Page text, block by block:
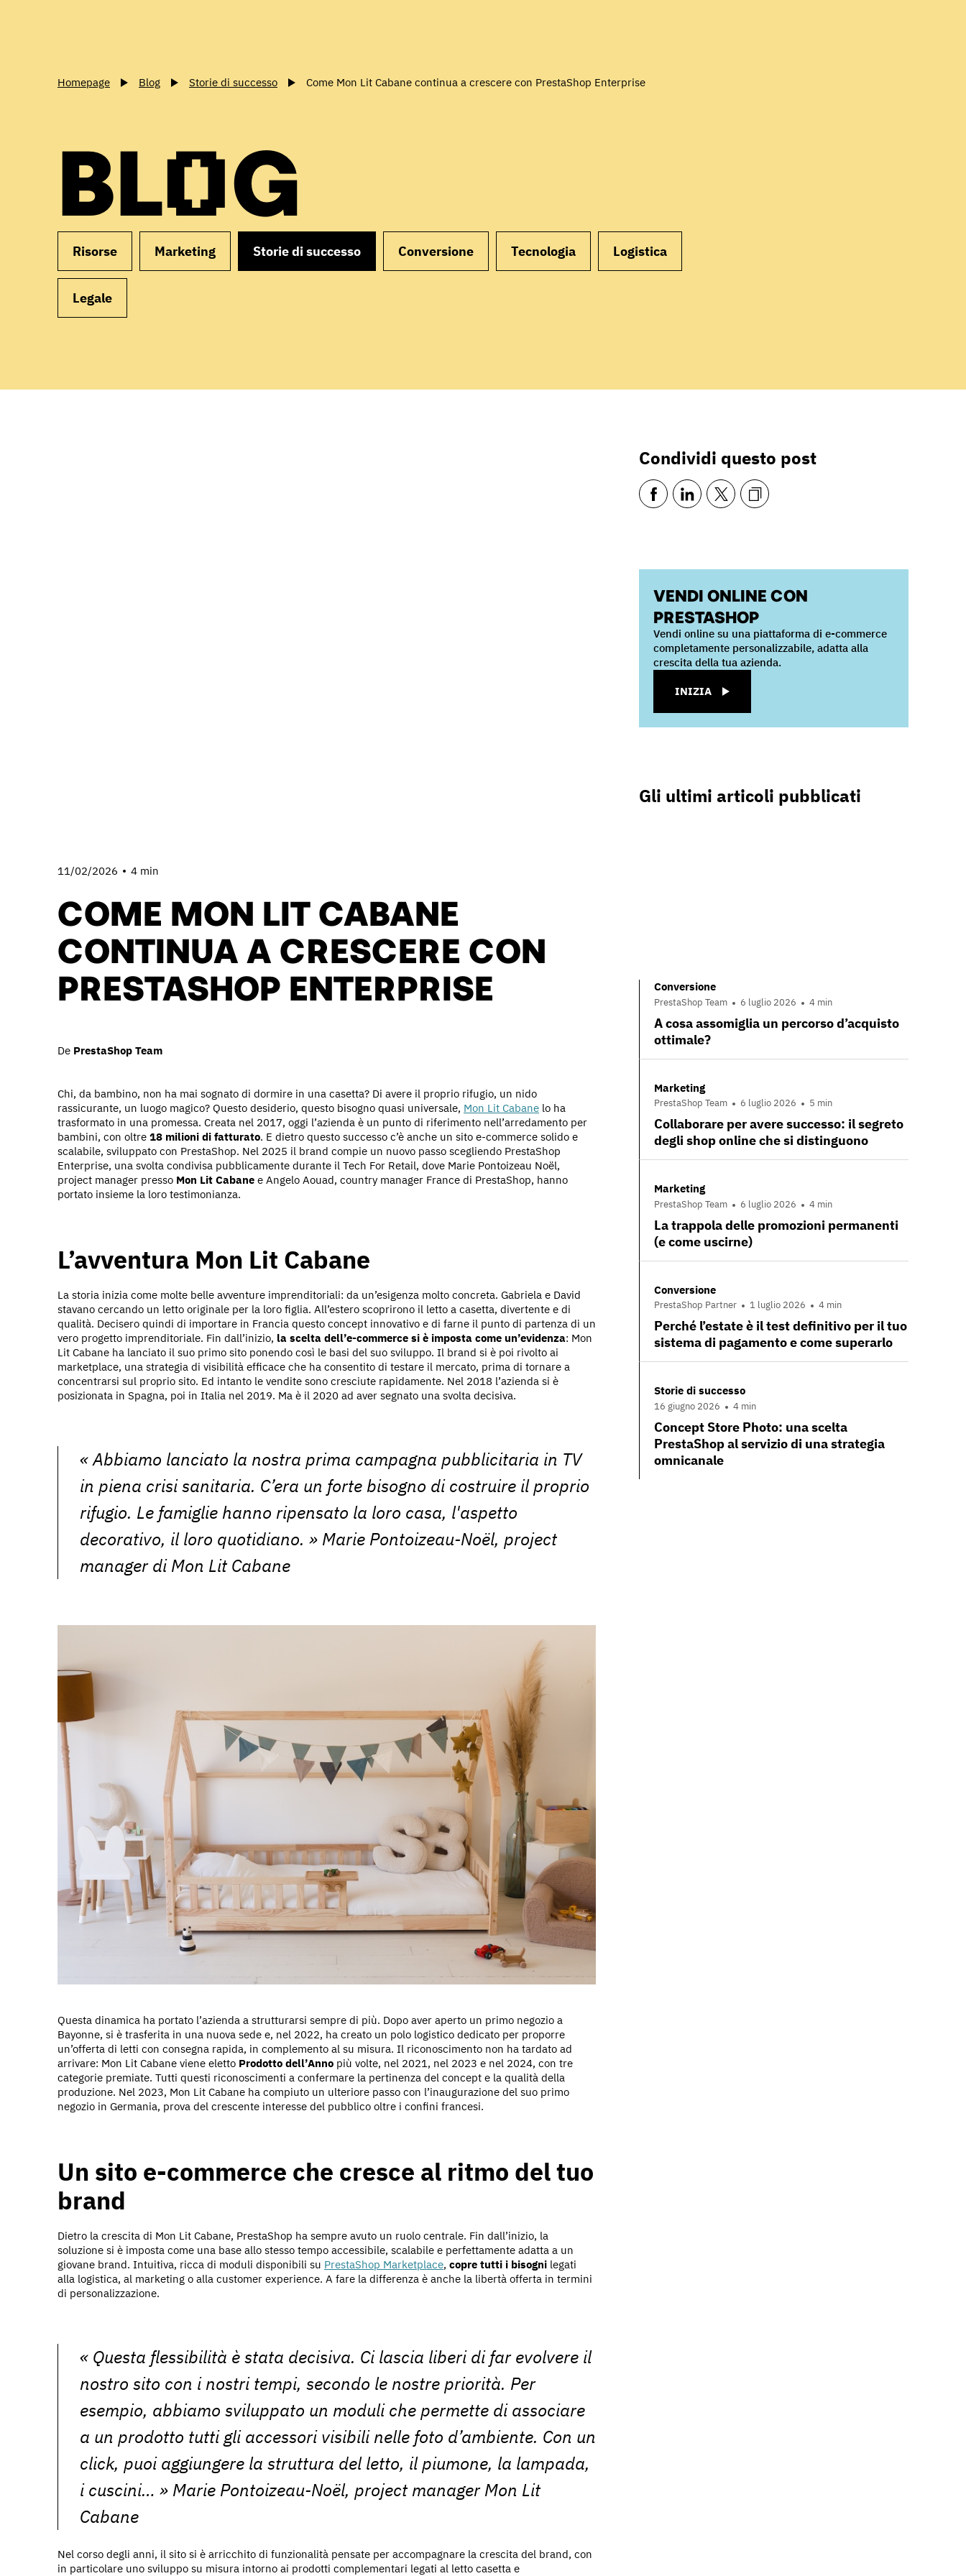
Homepage Blog Storie di successo Come Mon Lit Cabane continua a crescere con PrestaShop Enterprise
BLOG
Risorse Marketing Storie di successo Conversione Tecnologia Logistica
Legale
11/02/2026 4 min
COME MON LIT CABANE
CONTINUA A CRESCERE CON
PRESTASHOP ENTERPRISE
De PrestaShop Team
Chi, da bambino, non ha mai sognato di dormire in una casetta? Di avere il proprio rifugio, un nido
rassicurante, un luogo magico? Questo desiderio, questo bisogno quasi universale, Mon Lit Cabane lo ha
trasformato in una promessa. Creata nel 2017, oggi l’azienda è un punto di riferimento nell’arredamento per
bambini, con oltre 18 milioni di fatturato. E dietro questo successo c’è anche un sito e-commerce solido e
scalabile, sviluppato con PrestaShop. Nel 2025 il brand compie un nuovo passo scegliendo PrestaShop
Enterprise, una svolta condivisa pubblicamente durante il Tech For Retail, dove Marie Pontoizeau Noël,
project manager presso Mon Lit Cabane e Angelo Aouad, country manager France di PrestaShop, hanno
portato insieme la loro testimonianza.
L’avventura Mon Lit Cabane
La storia inizia come molte belle avventure imprenditoriali: da un’esigenza molto concreta. Gabriela e David
stavano cercando un letto originale per la loro figlia. All’estero scoprirono il letto a casetta, divertente e di
qualità. Decisero quindi di importare in Francia questo concept innovativo e di farne il punto di partenza di un
vero progetto imprenditoriale. Fin dall’inizio, la scelta dell’e-commerce si è imposta come un’evidenza: Mon
Lit Cabane ha lanciato il suo primo sito ponendo così le basi del suo sviluppo. Il brand si è poi rivolto ai
marketplace, una strategia di visibilità efficace che ha consentito di testare il mercato, prima di tornare a
concentrarsi sul proprio sito. Ed intanto le vendite sono cresciute rapidamente. Nel 2018 l’azienda si è
posizionata in Spagna, poi in Italia nel 2019. Ma è il 2020 ad aver segnato una svolta decisiva.
«Abbiamo lanciato la nostra prima campagna pubblicitaria in TV
in piena crisi sanitaria. C’era un forte bisogno di costruire il proprio
rifugio. Le famiglie hanno ripensato la loro casa, l'aspetto
decorativo, il loro quotidiano. » Marie Pontoizeau-Noël, project
manager di Mon Lit Cabane
Questa dinamica ha portato l’azienda a strutturarsi sempre di più. Dopo aver aperto un primo negozio a
Bayonne, si è trasferita in una nuova sede e, nel 2022, ha creato un polo logistico dedicato per proporre
un’offerta di letti con consegna rapida, in complemento al su misura. Il riconoscimento non ha tardato ad
arrivare: Mon Lit Cabane viene eletto Prodotto dell’Anno più volte, nel 2021, nel 2023 e nel 2024, con tre
categorie premiate. Tutti questi riconoscimenti a confermare la pertinenza del concept e la qualità della
produzione. Nel 2023, Mon Lit Cabane ha compiuto un ulteriore passo con l’inaugurazione del suo primo
negozio in Germania, prova del crescente interesse del pubblico oltre i confini francesi.
Un sito e-commerce che cresce al ritmo del tuo
brand
Dietro la crescita di Mon Lit Cabane, PrestaShop ha sempre avuto un ruolo centrale. Fin dall’inizio, la
soluzione si è imposta come una base allo stesso tempo accessibile, scalabile e perfettamente adatta a un
giovane brand. Intuitiva, ricca di moduli disponibili su PrestaShop Marketplace, copre tutti i bisogni legati
alla logistica, al marketing o alla customer experience. A fare la differenza è anche la libertà offerta in termini
di personalizzazione.
« Questa flessibilità è stata decisiva. Ci lascia liberi di far evolvere il
nostro sito con i nostri tempi, secondo le nostre priorità. Per
esempio, abbiamo sviluppato un moduli che permette di associare
a un prodotto tutti gli accessori visibili nelle foto d’ambiente. Con un
click, puoi aggiungere la struttura del letto, il piumone, la lampada,
i cuscini… » Marie Pontoizeau-Noël, project manager Mon Lit
Cabane
Nel corso degli anni, il sito si è arricchito di funzionalità pensate per accompagnare la crescita del brand, con
in particolare uno sviluppo su misura intorno ai prodotti complementari legati al letto casetta e
Condividi questo post
VENDI ONLINE CON
PRESTASHOP
Vendi online su una piattaforma di e-commerce
completamente personalizzabile, adatta alla
crescita della tua azienda.
INIZIA
Gli ultimi articoli pubblicati
Conversione
PrestaShop Team 6 luglio 2026 4 min
A cosa assomiglia un percorso d’acquisto
ottimale?
Marketing
PrestaShop Team 6 luglio 2026 5 min
Collaborare per avere successo: il segreto
degli shop online che si distinguono
Marketing
PrestaShop Team 6 luglio 2026 4 min
La trappola delle promozioni permanenti
(e come uscirne)
Conversione
PrestaShop Partner 1 luglio 2026 4 min
Perché l’estate è il test definitivo per il tuo
sistema di pagamento e come superarlo
Storie di successo
16 giugno 2026 4 min
Concept Store Photo: una scelta
PrestaShop al servizio di una strategia
omnicanale